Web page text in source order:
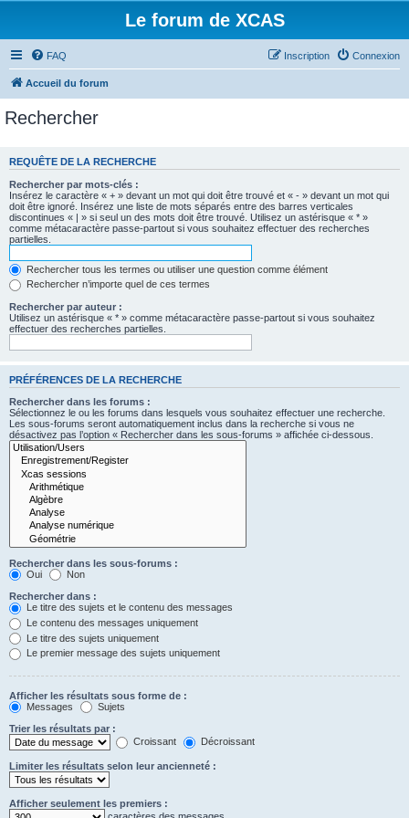
Le forum de XCAS
FAQ Connexion
Inscription
Accueil du forum
Rechercher
REQUÊTE DE LA RECHERCHE
Rechercher par mots-clés :
Insérez le caractère « + » devant un mot qui doit être trouvé et « - » devant un mot qui
doit être ignoré. Insérez une liste de mots séparés entre des barres verticales
discontinues « | » si seul un des mots doit être trouvé. Utilisez un astérisque « * »
comme métacaractère passe-partout si vous souhaitez effectuer des recherches
partielles.
Rechercher tous les termes ou utiliser une question comme élément
Rechercher n’importe quel de ces termes
Rechercher par auteur :
Utilisez un astérisque « * » comme métacaractère passe-partout si vous souhaitez
effectuer des recherches partielles.
PRÉFÉRENCES DE LA RECHERCHE
Rechercher dans les forums :
Sélectionnez le ou les forums dans lesquels vous souhaitez effectuer une recherche.
Les sous-forums seront automatiquement inclus dans la recherche si vous ne
désactivez pas l’option « Rechercher dans les sous-forums » affichée ci-dessous.
Rechercher dans les sous-forums :
Oui
Non
Rechercher dans :
Le titre des sujets et le contenu des messages
Le contenu des messages uniquement
Le titre des sujets uniquement
Le premier message des sujets uniquement
Afficher les résultats sous forme de :
Messages
Sujets
Trier les résultats par :
Croissant
Décroissant
Limiter les résultats selon leur ancienneté :
Afficher seulement les premiers :